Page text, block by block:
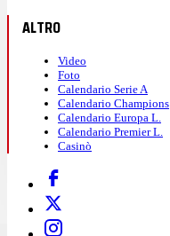
ALTRO
Video
Foto
Calendario Serie A
Calendario Champions
Calendario Europa L.
Calendario Premier L.
Casinò